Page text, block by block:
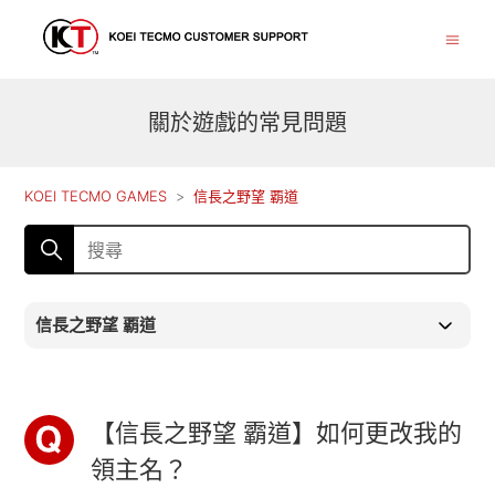
關於遊戲的常見問題
KOEI TECMO GAMES 信長之野望 覇道
信長之野望 覇道
【信長之野望 霸道】如何更改我的
領主名？